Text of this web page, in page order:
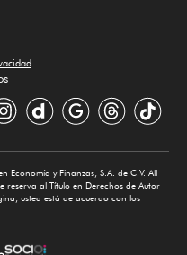
.
Economía y Finanzas, S.A. de C.V. All
reserva al Título en Derechos de Autor
usted está de acuerdo con los